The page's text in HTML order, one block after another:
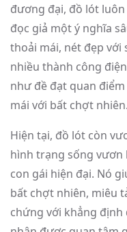
đương đại, đồ lót
đọc giả một ý nghĩa
thoải mái, nét đẹp với
nhiều thành công
như đề đạt quan
mái với bất chợt nhiên.
Hiện tại, đồ lót còn
hình trạng sống vươn
con gái hiện đại. Nó
bất chợt nhiên, miêu
chứng với khẳng định